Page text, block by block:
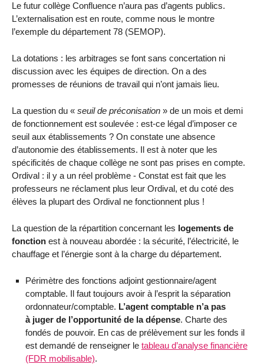
Le futur collège Confluence n’aura pas d’agents publics.
L’externalisation est en route, comme nous le montre
l’exemple du département 78 (SEMOP).
La dotations : les arbitrages se font sans concertation ni
discussion avec les équipes de direction. On a des
promesses de réunions de travail qui n’ont jamais lieu.
La question du « seuil de préconisation » de un mois et demi
de fonctionnement est soulevée : est-ce légal d’imposer ce
seuil aux établissements ? On constate une absence
d’autonomie des établissements. Il est à noter que les
spécificités de chaque collège ne sont pas prises en compte.
Ordival : il y a un réel problème - Constat est fait que les
professeurs ne réclament plus leur Ordival, et du coté des
élèves la plupart des Ordival ne fonctionnent plus !
La question de la répartition concernant les logements de
fonction est à nouveau abordée : la sécurité, l’électricité, le
chauffage et l’énergie sont à la charge du département.
Périmètre des fonctions adjoint gestionnaire/agent
comptable. Il faut toujours avoir à l’esprit la séparation
ordonnateur/comptable. L’agent comptable n’a pas
à juger de l’opportunité de la dépense. Charte des
fondés de pouvoir. En cas de prélèvement sur les fonds il
est demandé de renseigner le tableau d’analyse financière
(FDR mobilisable).